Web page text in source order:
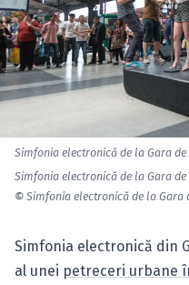
Simfonia electronică de la Gara de
Simfonia electronică de la Gara de
© Simfonia electronică de la Gara
Simfonia electronică din
al unei petreceri urbane